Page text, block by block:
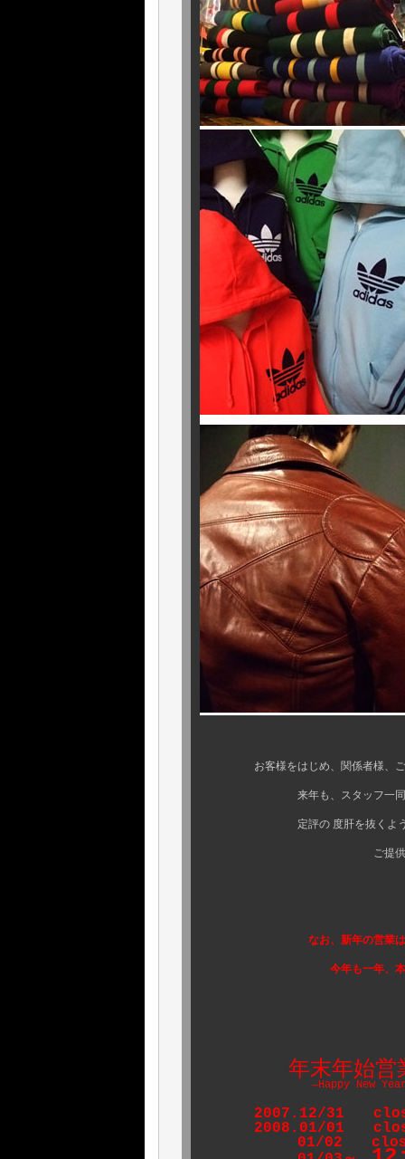
お客様をはじめ、関係者様、ご近
来年も、スタッフ一同、より
定評の 度肝を抜くような 他で
ご提供できますよう
なお、新年の営業は、３日の
今年も一年、本当にあり
年末年始営
―Happy New
2007. 12/31
2008.01/01
01/02